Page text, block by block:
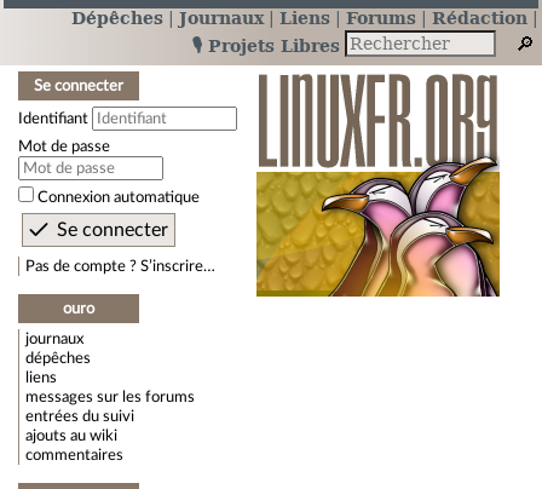
Dépêches Journaux Liens Forums
Rédaction
🎙️ Projets Libres
Se connecter
Identifiant
Mot de passe
Connexion automatique
Pas de compte ? S’inscrire…
ouro
journaux
dépêches
liens
messages sur les forums
entrées du suivi
ajouts au wiki
commentaires